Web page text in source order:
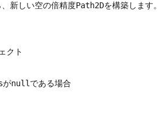
新しい空の倍精度Path2Dを構築します。
クト
がnullである場合